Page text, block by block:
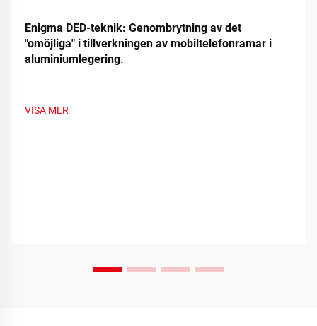
Enigma DED-teknik: Genombrytning av det
"omöjliga" i tillverkningen av mobiltelefonramar i
aluminiumlegering.
VISA MER